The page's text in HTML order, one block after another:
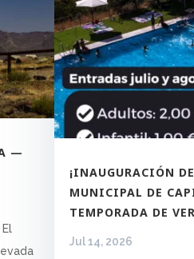
—
¡INAUGURACIÓN
MUNICIPAL DE
TEMPORADA DE
Jul 14, 2026